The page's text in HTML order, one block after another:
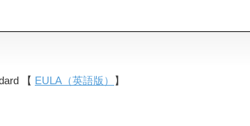
【 EULA（英語版） 】